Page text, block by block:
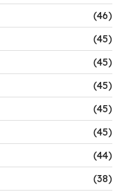
(46)
(45)
(45)
(45)
(45)
(45)
(44)
(38)